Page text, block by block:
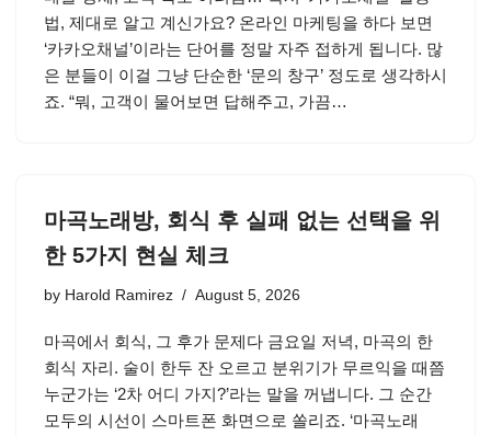
법, 제대로 알고 계신가요? 온라인 마케팅을 하다 보면
‘카카오채널’이라는 단어를 정말 자주 접하게 됩니다. 많
은 분들이 이걸 그냥 단순한 ‘문의 창구’ 정도로 생각하시
죠. “뭐, 고객이 물어보면 답해주고, 가끔…
마곡노래방, 회식 후 실패 없는 선택을 위
한 5가지 현실 체크
by Harold Ramirez August 5, 2026
마곡에서 회식, 그 후가 문제다 금요일 저녁, 마곡의 한
회식 자리. 술이 한두 잔 오르고 분위기가 무르익을 때쯤
누군가는 ‘2차 어디 가지?’라는 말을 꺼냅니다. 그 순간
모두의 시선이 스마트폰 화면으로 쏠리죠. ‘마곡노래